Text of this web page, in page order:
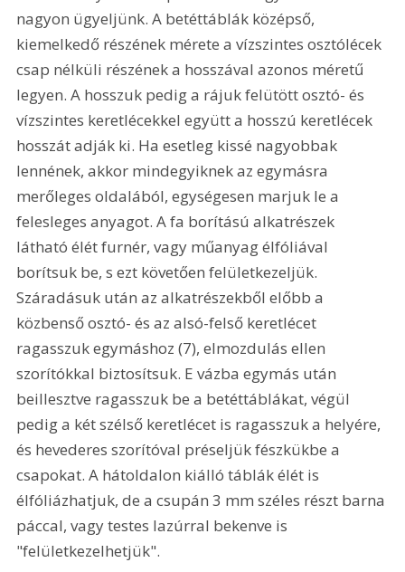
nagyon ügyeljünk. A betéttáblák középső,
kiemelkedő részének mérete a vízszintes osztólécek
csap nélküli részének a hosszával azonos méretű
legyen. A hosszuk pedig a rájuk felütött osztó- és
vízszintes keretlécekkel együtt a hosszú keretlécek
hosszát adják ki. Ha esetleg kissé nagyobbak
lennének, akkor mindegyiknek az egymásra
merőleges oldalából, egységesen marjuk le a
felesleges anyagot. A fa borítású alkatrészek
látható élét furnér, vagy műanyag élfóliával
borítsuk be, s ezt követően felületkezeljük.
Száradásuk után az alkatrészekből előbb a
közbenső osztó- és az alsó-felső keretlécet
ragasszuk egymáshoz (7), elmozdulás ellen
szorítókkal biztosítsuk. E vázba egymás után
beillesztve ragasszuk be a betéttáblákat, végül
pedig a két szélső keretlécet is ragasszuk a helyére,
és hevederes szorítóval préseljük fészkükbe a
csapokat. A hátoldalon kiálló táblák élét is
élfóliázhatjuk, de a csupán 3 mm széles részt barna
páccal, vagy testes lazúrral bekenve is
"felületkezelhetjük".